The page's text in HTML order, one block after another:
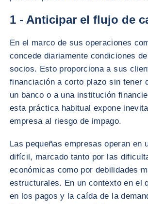
1 - Anticipar el flujo de
En el marco de sus operaciones
concede diariamente condiciones
socios. Esto proporciona a sus
financiación a corto plazo sin tener
un banco o a una institución
esta práctica habitual expone
empresa al riesgo de impago.
Las pequeñas empresas operan en
difícil, marcado tanto por las
económicas como por debilidades
estructurales. En un contexto en el
en los pagos y la caída de la